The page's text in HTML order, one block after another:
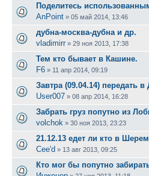
Поделитесь
AnPoint » 05 май 2014, 13:46
дубна-москва-дубна и др.
vladimirr » 29 ноя 2013, 17:38
Тем кто бывает в Кашине.
F6 » 11 апр 2014, 09:19
Завтра (09.04.14) передать
User007 » 08 апр 2014, 16:28
Забрать груз попутно из
volchok » 30 ноя 2013, 23:23
21.12.13 едет ли кто в
Cee'd » 13 авг 2013, 09:25
Кто мог бы попутно